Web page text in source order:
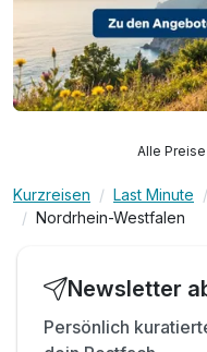
Alle
Kurzreisen Last Minute
Nordrhein-Westfalen
Newsletter
Persönlich